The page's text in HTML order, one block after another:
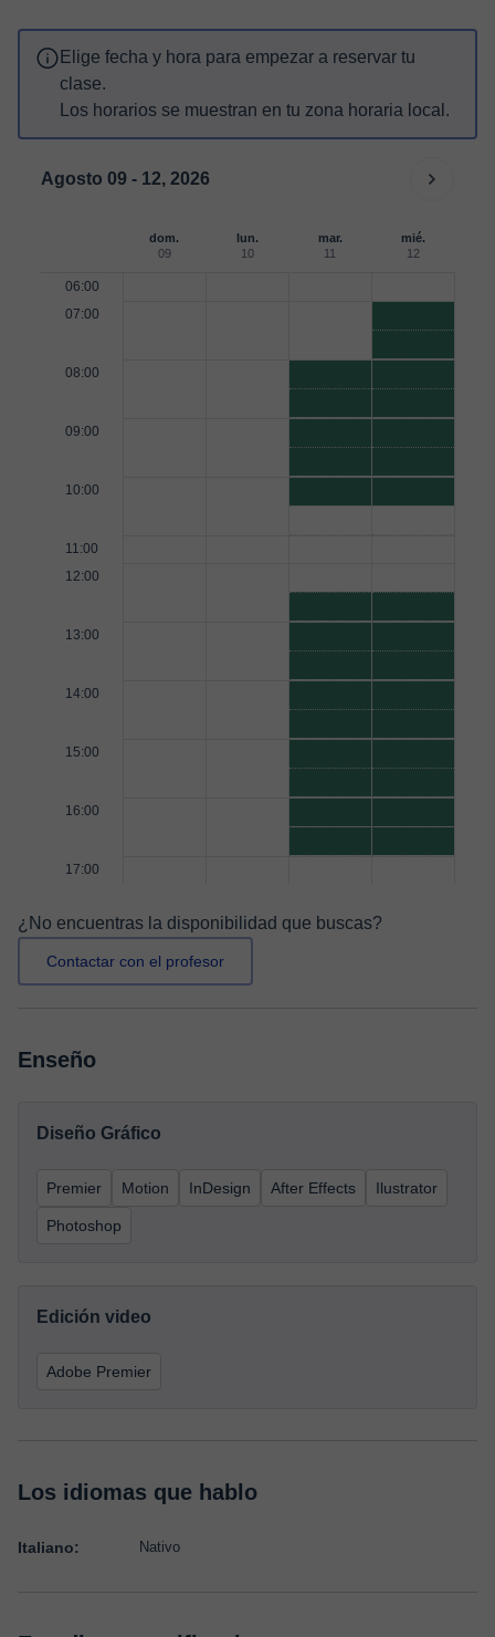
Elige fecha y hora para empezar a reservar tu
clase.
Los horarios se muestran en tu zona horaria local.
Agosto 09 - 12, 2026
dom.
09
lun.
10
mar.
11
mié.
12
06:00
07:00
08:00
09:00
10:00
11:00
12:00
13:00
14:00
15:00
16:00
17:00
¿No encuentras la disponibilidad que buscas?
Contactar con el profesor
Enseño
Diseño Gráfico
Premier Motion InDesign After Effects Ilustrator
Photoshop
Edición video
Adobe Premier
Los idiomas que hablo
Italiano: Nativo